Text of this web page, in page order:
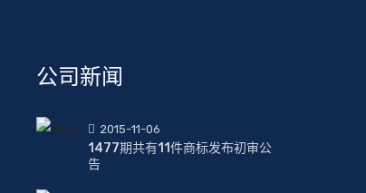
公司新闻
2015-11-06
1477期共有11件商标发布初审公
告